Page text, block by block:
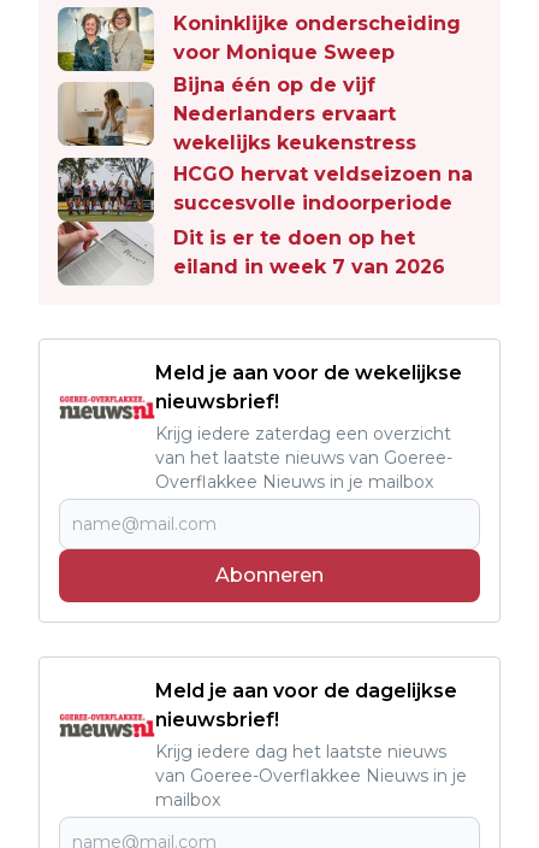
Koninklijke onderscheiding
voor Monique Sweep
Bijna één op de vijf
Nederlanders ervaart
wekelijks keukenstress
HCGO hervat veldseizoen na
succesvolle indoorperiode
Dit is er te doen op het
eiland in week 7 van 2026
Meld je aan voor de wekelijkse
nieuwsbrief!
Krijg iedere zaterdag een overzicht
van het laatste nieuws van Goeree-
Overflakkee Nieuws in je mailbox
Abonneren
Meld je aan voor de dagelijkse
nieuwsbrief!
Krijg iedere dag het laatste nieuws
van Goeree-Overflakkee Nieuws in je
mailbox